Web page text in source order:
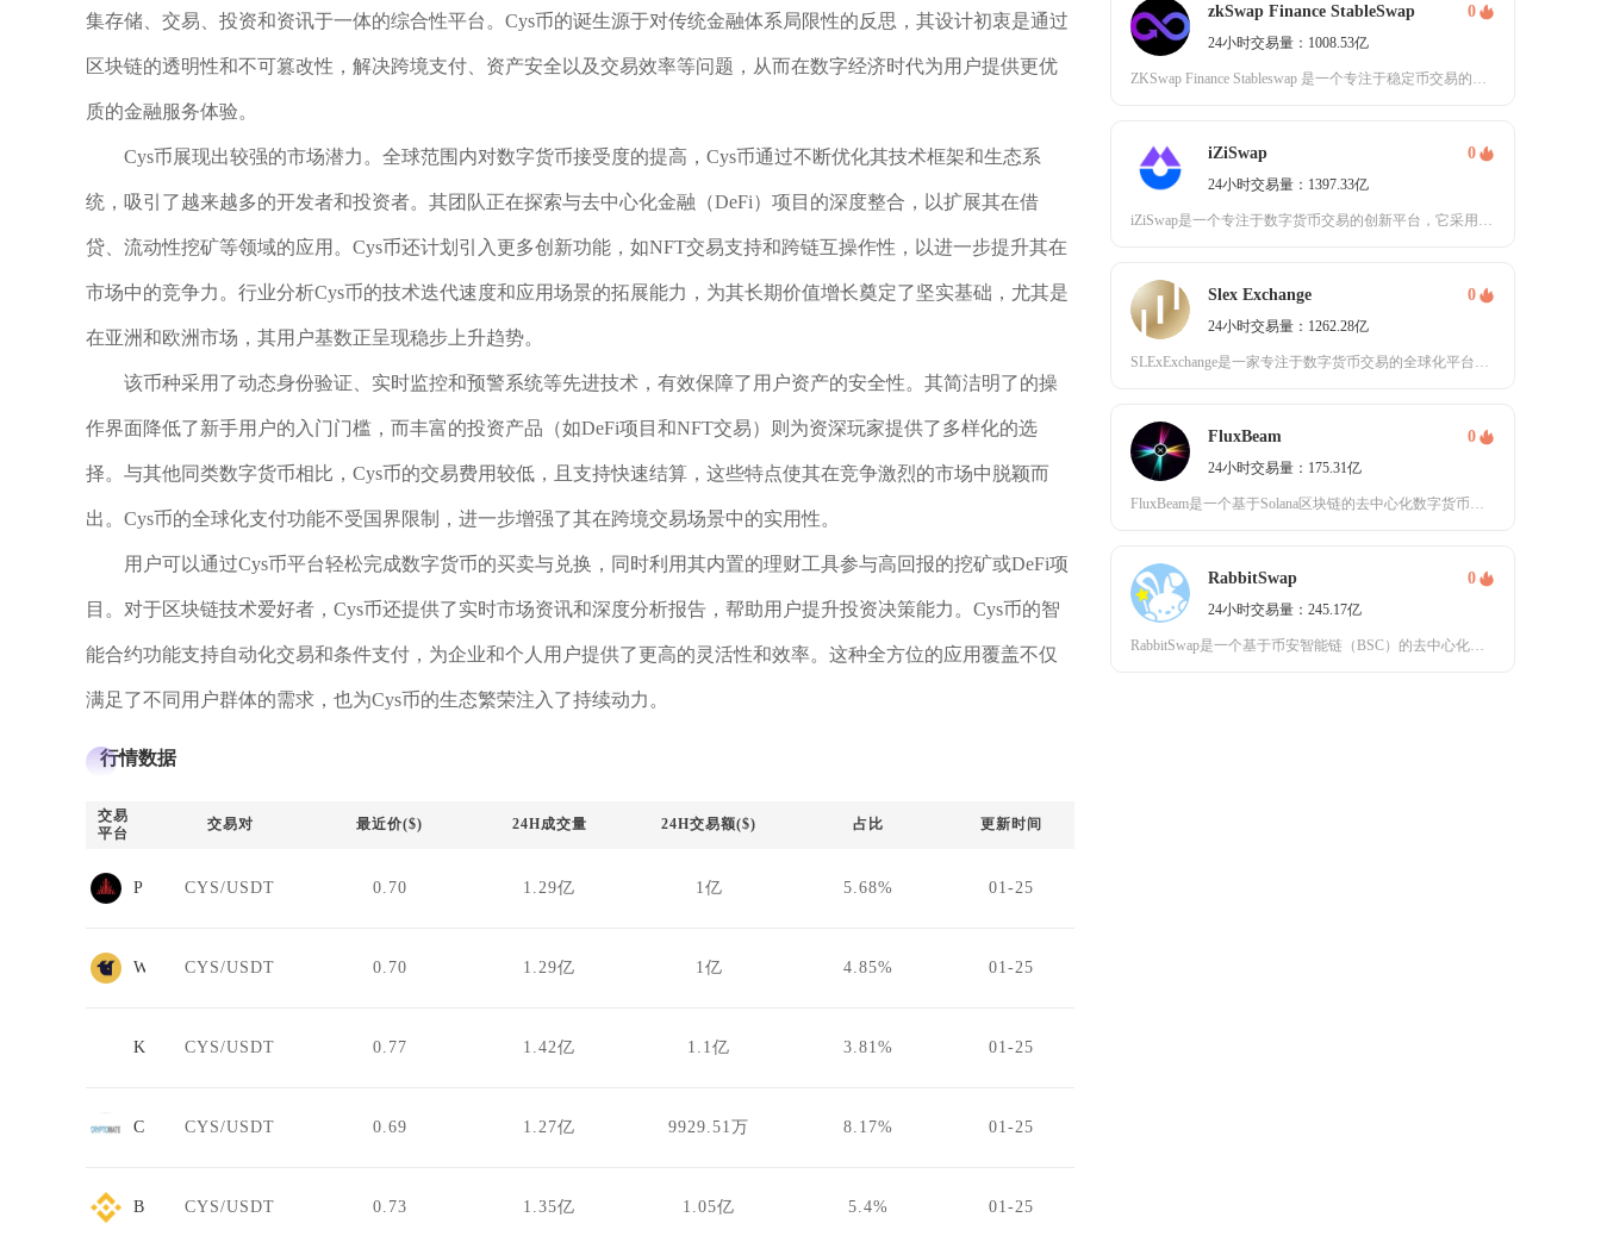
集存储、交易、投资和资讯于一体的综合性平台。Cys币的诞生源于对传统金融体系局限性的反思，其设计初衷是通过
区块链的透明性和不可篡改性，解决跨境支付、资产安全以及交易效率等问题，从而在数字经济时代为用户提供更优
质的金融服务体验。
Cys币展现出较强的市场潜力。全球范围内对数字货币接受度的提高，Cys币通过不断优化其技术框架和生态系
统，吸引了越来越多的开发者和投资者。其团队正在探索与去中心化金融（DeFi）项目的深度整合，以扩展其在借
贷、流动性挖矿等领域的应用。Cys币还计划引入更多创新功能，如NFT交易支持和跨链互操作性，以进一步提升其在
市场中的竞争力。行业分析Cys币的技术迭代速度和应用场景的拓展能力，为其长期价值增长奠定了坚实基础，尤其是
在亚洲和欧洲市场，其用户基数正呈现稳步上升趋势。
该币种采用了动态身份验证、实时监控和预警系统等先进技术，有效保障了用户资产的安全性。其简洁明了的操
作界面降低了新手用户的入门门槛，而丰富的投资产品（如DeFi项目和NFT交易）则为资深玩家提供了多样化的选
择。与其他同类数字货币相比，Cys币的交易费用较低，且支持快速结算，这些特点使其在竞争激烈的市场中脱颖而
出。Cys币的全球化支付功能不受国界限制，进一步增强了其在跨境交易场景中的实用性。
用户可以通过Cys币平台轻松完成数字货币的买卖与兑换，同时利用其内置的理财工具参与高回报的挖矿或DeFi项
目。对于区块链技术爱好者，Cys币还提供了实时市场资讯和深度分析报告，帮助用户提升投资决策能力。Cys币的智
能合约功能支持自动化交易和条件支付，为企业和个人用户提供了更高的灵活性和效率。这种全方位的应用覆盖不仅
满足了不同用户群体的需求，也为Cys币的生态繁荣注入了持续动力。
行情数据
交易
平台
交易对 最近价($) 24H成交量 24H交易额($) 占比 更新时间
CYS/USDT 0.70 1.29亿 1亿 5.68% 01-25
CYS/USDT 0.70 1.29亿 1亿 4.85% 01-25
CYS/USDT 0.77 1.42亿 1.1亿 3.81% 01-25
CYS/USDT 0.69 1.27亿 9929.51万 8.17% 01-25
CYS/USDT 0.73 1.35亿 1.05亿 5.4% 01-25
zkSwap Finance StableSwap 0
24小时交易量：1008.53亿
ZKSwap Finance Stableswap 是一个专注于稳定币交易的去中心化交易平
iZiSwap 0
24小时交易量：1397.33亿
iZiSwap是一个专注于数字货币交易的创新平台，它采用了独特的点对池撮合机制和自动做市商
Slex Exchange 0
24小时交易量：1262.28亿
SLExExchange是一家专注于数字货币交易的全球化平台，致力于为用户提供安全、高效且
FluxBeam 0
24小时交易量：175.31亿
FluxBeam是一个基于Solana区块链的去中心化数字货币交易平台，自2023年成立以
RabbitSwap 0
24小时交易量：245.17亿
RabbitSwap是一个基于币安智能链（BSC）的去中心化交易平台，专注于为用户提供高效